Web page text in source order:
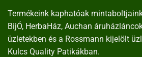
Termékeink kaphatóak
BijÓ, HerbaHáz, Auchan
üzletekben és a Rossmann kijelölt
Kulcs Quality Patikákban.